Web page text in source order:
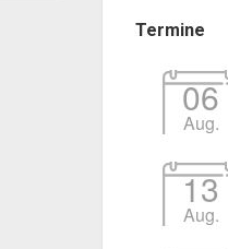
Termine
06
Aug.
13
Aug.